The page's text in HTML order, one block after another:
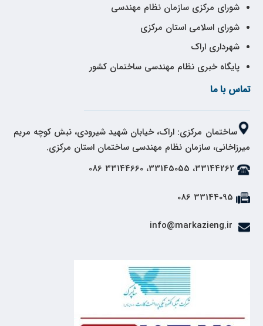
شورای مرکزی سازمان نظام مهندسی
شورای اسلامی استان مرکزی
شهرداری اراک
پایگاه خبری نظام مهندسی ساختمان کشور
تماس با ما
ساختمان مرکزی: اراک، خیابان شهید شیرودی، نبش کوچه مریم
میرزاخانی، سازمان نظام مهندسی ساختمان استان مرکزی.
33144262، 33145055، 33144660 086
33144095 086